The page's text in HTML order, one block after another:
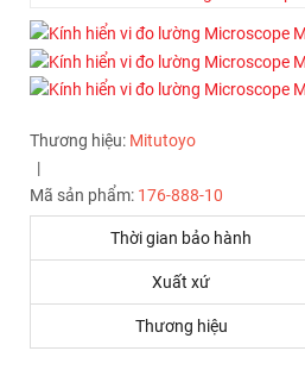
Thương hiệu: Mitutoyo
|
Mã sản phẩm: 176-888-10
Thời gian bảo hành
Xuất xứ
Thương hiệu